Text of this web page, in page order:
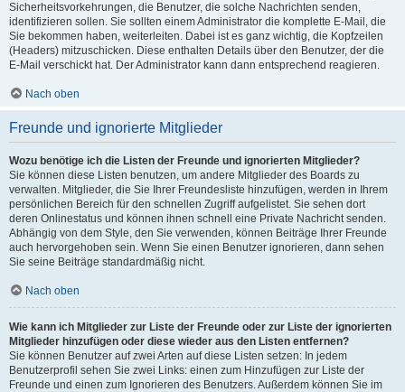
Sicherheitsvorkehrungen, die Benutzer, die solche Nachrichten senden,
identifizieren sollen. Sie sollten einem Administrator die komplette E-Mail, die
Sie bekommen haben, weiterleiten. Dabei ist es ganz wichtig, die Kopfzeilen
(Headers) mitzuschicken. Diese enthalten Details über den Benutzer, der die
E-Mail verschickt hat. Der Administrator kann dann entsprechend reagieren.
Nach oben
Freunde und ignorierte Mitglieder
Wozu benötige ich die Listen der Freunde und ignorierten Mitglieder?
Sie können diese Listen benutzen, um andere Mitglieder des Boards zu
verwalten. Mitglieder, die Sie Ihrer Freundesliste hinzufügen, werden in Ihrem
persönlichen Bereich für den schnellen Zugriff aufgelistet. Sie sehen dort
deren Onlinestatus und können ihnen schnell eine Private Nachricht senden.
Abhängig von dem Style, den Sie verwenden, können Beiträge Ihrer Freunde
auch hervorgehoben sein. Wenn Sie einen Benutzer ignorieren, dann sehen
Sie seine Beiträge standardmäßig nicht.
Nach oben
Wie kann ich Mitglieder zur Liste der Freunde oder zur Liste der ignorierten
Mitglieder hinzufügen oder diese wieder aus den Listen entfernen?
Sie können Benutzer auf zwei Arten auf diese Listen setzen: In jedem
Benutzerprofil sehen Sie zwei Links: einen zum Hinzufügen zur Liste der
Freunde und einen zum Ignorieren des Benutzers. Außerdem können Sie im